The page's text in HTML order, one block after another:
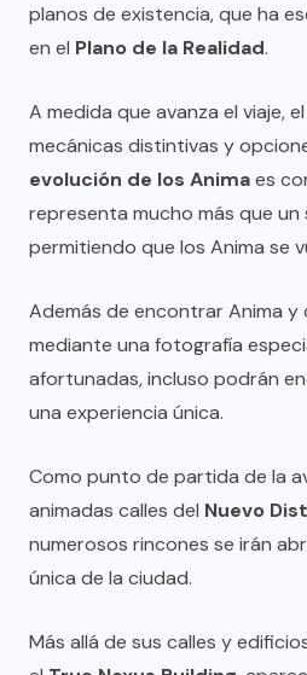
planos de existencia, que ha
en el Plano de la Realidad.
A medida que avanza el viaje,
mecánicas distintivas y
evolución de los Animaes
representa mucho más que
permitiendo que los Anima se
Además de encontrar Anima
mediante una fotografía
afortunadas, incluso podrán
una experiencia única.
Como punto de partida de la
animadas calles del Nuevo
numerosos rincones se irán
única de la ciudad.
Más allá de sus calles y